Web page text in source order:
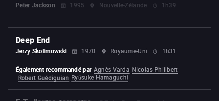
Peter Jackson
1995 Nouvelle-Zélande 1h39
Deep End
Jerzy Skolimowski 1970 Royaume-Uni 1h31
Également recommandé par Agnès Varda Nicolas Philibert
Robert Guédiguian Ryūsuke Hamaguchi